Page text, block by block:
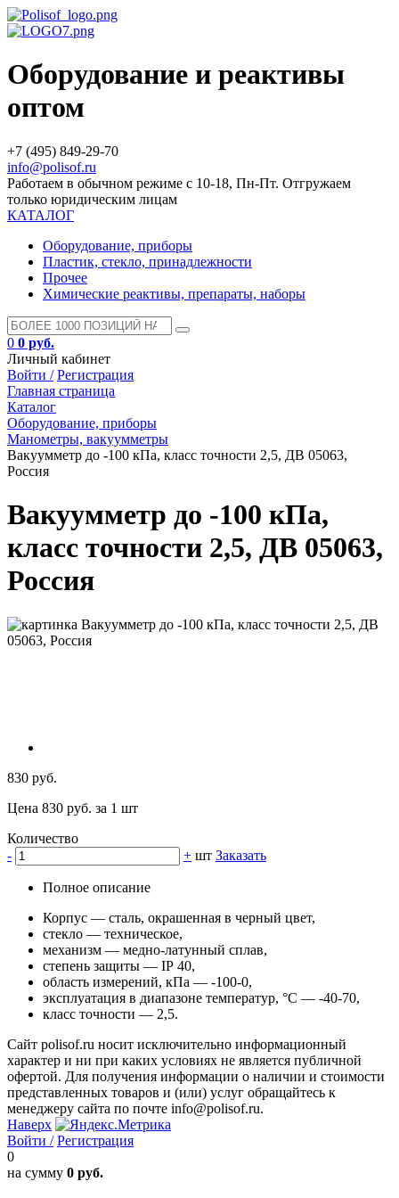
Оборудование и реактивы
оптом
+7 (495) 849-29-70
info@polisof.ru
Работаем в обычном режиме с 10-18, Пн-Пт. Отгружаем
только юридическим лицам
КАТАЛОГ
Оборудование, приборы
Пластик, стекло, принадлежности
Прочее
Химические реактивы, препараты, наборы
0 0 руб.
Личный кабинет
Войти / Регистрация
Главная страница
Каталог
Оборудование, приборы
Манометры, вакуумметры
Вакуумметр до -100 кПа, класс точности 2,5, ДВ 05063,
Россия
Вакуумметр до -100 кПа,
класс точности 2,5, ДВ 05063,
Россия
830 руб.
Цена 830 руб. за 1 шт
Количество
-
+ шт Заказать
Полное описание
Корпус — сталь, окрашенная в черный цвет,
стекло — техническое,
механизм — медно-латунный сплав,
степень защиты — ІР 40,
область измерений, кПа — -100-0,
эксплуатация в диапазоне температур, °С — -40-70,
класс точности — 2,5.
Сайт polisof.ru носит исключительно информационный
характер и ни при каких условиях не является публичной
офертой. Для получения информации о наличии и стоимости
представленных товаров и (или) услуг обращайтесь к
менеджеру сайта по почте info@polisof.ru.
Наверх
Войти / Регистрация
0
на сумму 0 руб.